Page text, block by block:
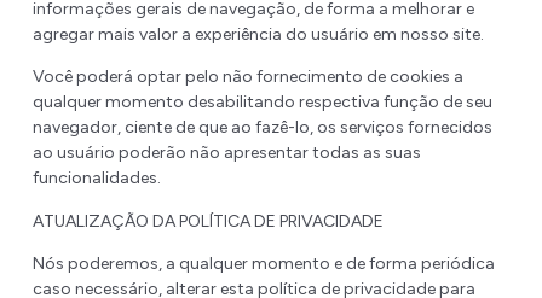
informações gerais de navegação, de forma a melhorar e
agregar mais valor a experiência do usuário em nosso site.
Você poderá optar pelo não fornecimento de cookies a
qualquer momento desabilitando respectiva função de seu
navegador, ciente de que ao fazê-lo, os serviços fornecidos
ao usuário poderão não apresentar todas as suas
funcionalidades.
ATUALIZAÇÃO DA POLÍTICA DE PRIVACIDADE
Nós poderemos, a qualquer momento e de forma periódica
caso necessário, alterar esta política de privacidade para